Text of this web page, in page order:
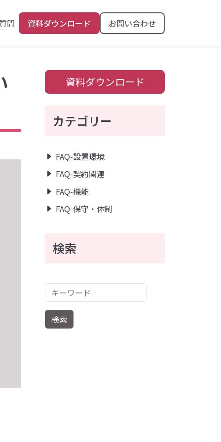
問 資料ダウンロード お問い合わせ
資料ダウンロード
カテゴリー
FAQ-設置環境
FAQ-契約関連
FAQ-機能
FAQ-保守・体制
検索
キーワード
検索